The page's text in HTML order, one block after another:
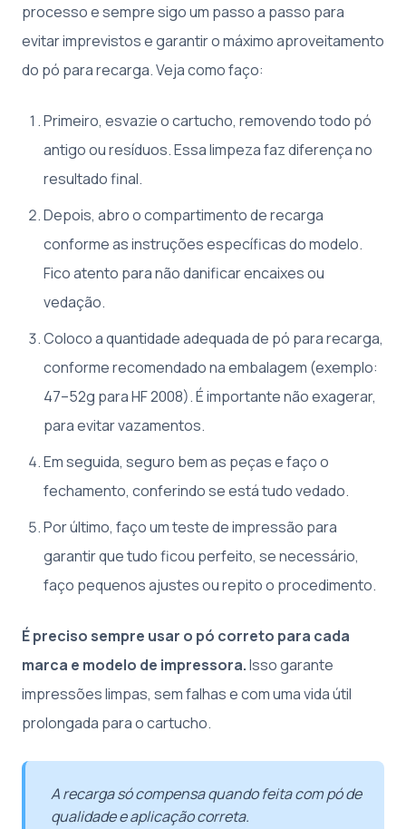
processo e sempre sigo um passo a passo para
evitar imprevistos e garantir o máximo aproveitamento
do pó para recarga. Veja como faço:
Primeiro, esvazie o cartucho, removendo todo pó
antigo ou resíduos. Essa limpeza faz diferença no
resultado final.
Depois, abro o compartimento de recarga
conforme as instruções específicas do modelo.
Fico atento para não danificar encaixes ou
vedação.
Coloco a quantidade adequada de pó para recarga,
conforme recomendado na embalagem (exemplo:
47–52g para HF 2008). É importante não exagerar,
para evitar vazamentos.
Em seguida, seguro bem as peças e faço o
fechamento, conferindo se está tudo vedado.
Por último, faço um teste de impressão para
garantir que tudo ficou perfeito, se necessário,
faço pequenos ajustes ou repito o procedimento.
É preciso sempre usar o pó correto para cada
marca e modelo de impressora.Isso garante
impressões limpas, sem falhas e com uma vida útil
prolongada para o cartucho.
A recarga só compensa quando feita com pó de
qualidade e aplicação correta.